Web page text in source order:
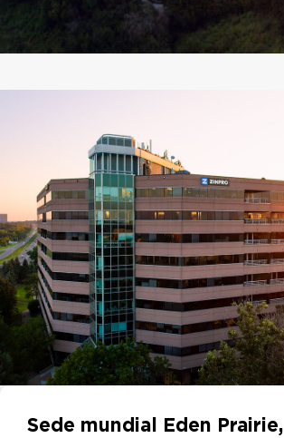
Sede mundial Eden Prairie,